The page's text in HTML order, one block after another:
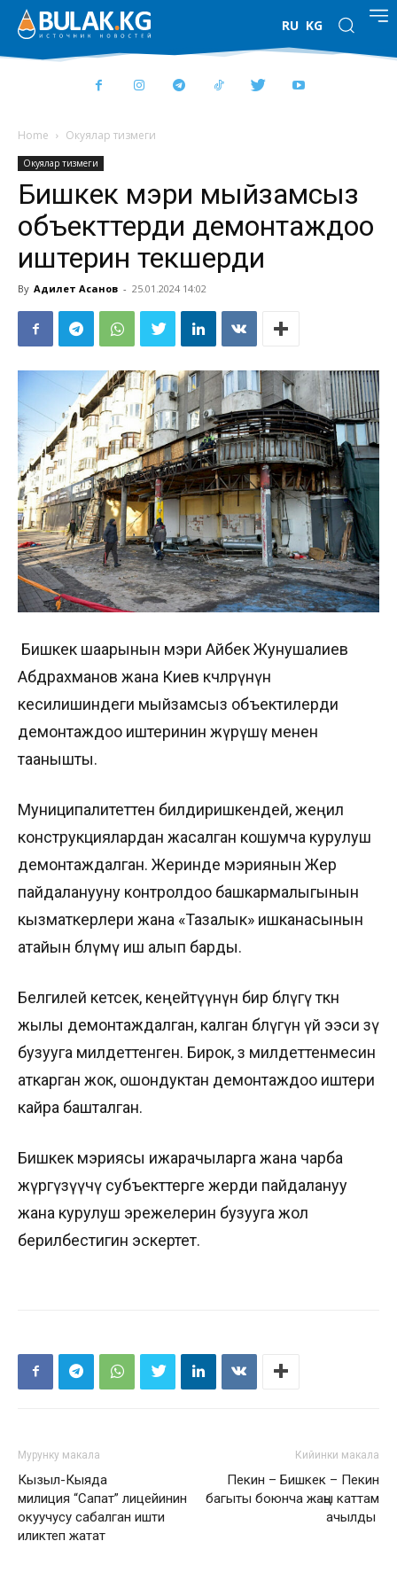
RU KG
Home Окуялар тизмеги
Окуялар тизмеги
Бишкек мэри мыйзамсыз
объекттерди демонтаждоо
иштерин текшерди
By Адилет Асанов - 25.01.2024 14:02
Бишкек шаарынын мэри Айбек Жунушалиев
Абдрахманов жана Киев көчөлөрүнүн
кесилишиндеги мыйзамсыз объектилерди
демонтаждоо иштеринин жүрүшү менен
таанышты.
Муниципалитеттен билдиришкендей, жеңил
конструкциялардан жасалган кошумча курулуш
демонтаждалган. Жеринде мэриянын Жер
пайдаланууну контролдоо башкармалыгынын
кызматкерлери жана «Тазалык» ишканасынын
атайын бөлүмү иш алып барды.
Белгилей кетсек, кеңейтүүнүн бир бөлүгү өткөн
жылы демонтаждалган, калган бөлүгүн үй ээси өзү
бузууга милдеттенген. Бирок, өз милдеттенмесин
аткарган жок, ошондуктан демонтаждоо иштери
кайра башталган.
Бишкек мэриясы ижарачыларга жана чарба
жүргүзүүчү субъекттерге жерди пайдалануу
жана курулуш эрежелерин бузууга жол
берилбестигин эскертет.
Мурунку макала
Кызыл-Кыяда
милиция “Сапат” лицейинин
окуучусу сабалган ишти
иликтеп жатат
Кийинки макала
Пекин – Бишкек – Пекин
багыты боюнча жаңы каттам
ачылды